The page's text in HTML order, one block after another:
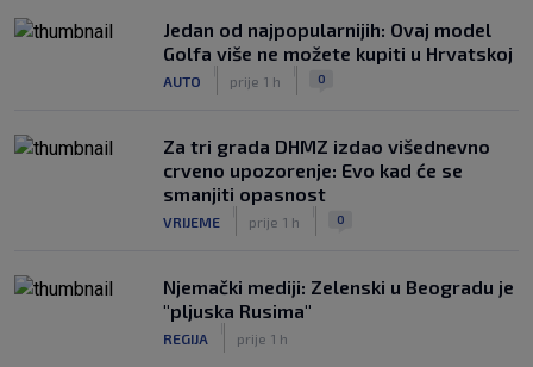
Jedan od najpopularnijih: Ovaj model
Golfa više ne možete kupiti u Hrvatskoj
AUTO prije 1 h 0
Za tri grada DHMZ izdao višednevno
crveno upozorenje: Evo kad će se
smanjiti opasnost
VRIJEME prije 1 h 0
Njemački mediji: Zelenski u Beogradu je
"pljuska Rusima"
REGIJA prije 1 h